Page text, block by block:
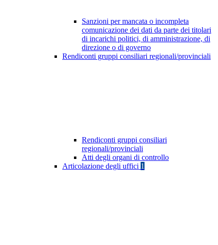
Sanzioni per mancata o incompleta
comunicazione dei dati da parte dei titolari
di incarichi politici, di amministrazione, di
direzione o di governo
Rendiconti gruppi consiliari regionali/provinciali
Rendiconti gruppi consiliari
regionali/provinciali
Atti degli organi di controllo
Articolazione degli uffici 1